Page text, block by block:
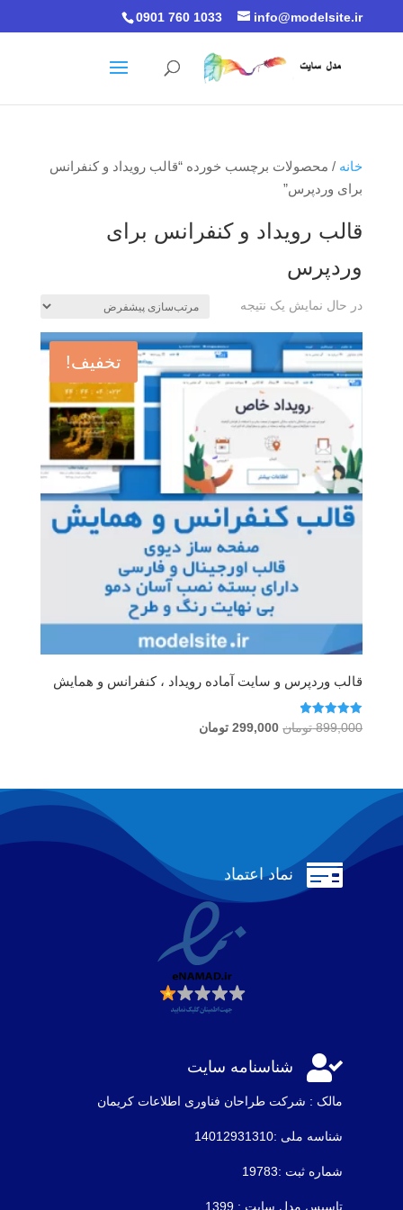
0901 760 1033 info@modelsite.ir
خانه / محصولات برچسب خورده “قالب رویداد و کنفرانس
برای وردپرس”
قالب رویداد و کنفرانس برای
وردپرس
در حال نمایش یک نتیجه
تخفیف!
قالب وردپرس و سایت آماده رویداد ، کنفرانس و همایش
امتیاز
5.00
899,000 تومان قیمت
بود.
299,000 تومانقیمت
است.
 نماد اعتماد
 شناسنامه سایت
مالک : شرکت طراحان فناوری اطلاعات كريمان
شناسه ملی :14012931310
شماره ثبت :19783
تاسیس مدل سایت : 1399